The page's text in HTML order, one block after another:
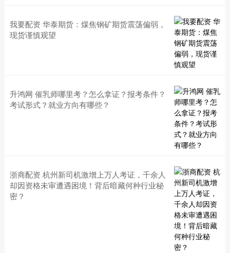
我要配资 华泰期货：煤焦钢矿期货震荡偏弱，
现货谨慎观望
升鸿网 催乳师哪里考？怎么拿证？报考条件？
考试形式？就业方向有哪些？
浙商配资 杭州新司机激增上万人考证，千余人
却因资格未审遭遇困境！背后暗藏何种行业秘
密？